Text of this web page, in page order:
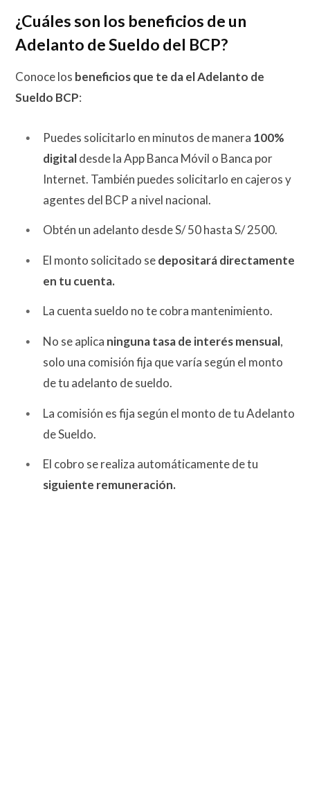
¿Cuáles son los beneficios de un
Adelanto de Sueldo del BCP?
Conoce los beneficios que te da el Adelanto de
Sueldo BCP:
Puedes solicitarlo en minutos de manera 100%
digitaldesde la AppBanca Móvil o Banca por
Internet. También puedes solicitarlo en cajeros y
agentes del BCP a nivel nacional.
Obtén un adelanto desde S/ 50 hasta S/ 2500.
El monto solicitado sedepositará directamente
en tu cuenta.
La cuenta sueldo no te cobra mantenimiento.
No se aplica ninguna tasa de interés mensual,
solo una comisión fija que varía según el monto
de tu adelanto de sueldo.
La comisión es fija según el monto de tu Adelanto
de Sueldo.
El cobro se realiza automáticamente de tu
siguiente remuneración.